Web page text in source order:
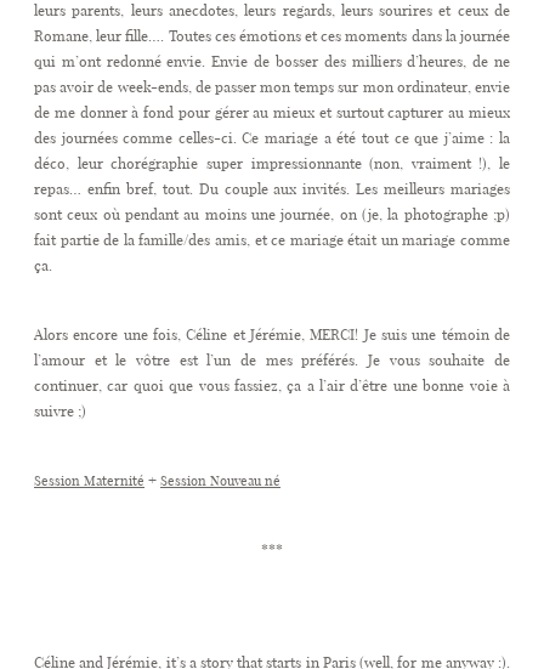
leurs parents, leurs anecdotes, leurs regards, leurs sourires et ceux de
Romane, leur fille…. Toutes ces émotions et ces moments dans la journée
qui m’ont redonné envie. Envie de bosser des milliers d’heures, de ne
pas avoir de week-ends, de passer mon temps sur mon ordinateur, envie
de me donner à fond pour gérer au mieux et surtout capturer au mieux
des journées comme celles-ci. Ce mariage a été tout ce que j’aime : la
déco, leur chorégraphie super impressionnante (non, vraiment !), le
repas… enfin bref, tout. Du couple aux invités. Les meilleurs mariages
sont ceux où pendant au moins une journée, on (je, la photographe ;p)
fait partie de la famille/des amis, et ce mariage était un mariage comme
ça.
Alors encore une fois, Céline et Jérémie, MERCI! Je suis une témoin de
l’amour et le vôtre est l’un de mes préférés. Je vous souhaite de
continuer, car quoi que vous fassiez, ça a l’air d’être une bonne voie à
suivre ;)
Session Maternité + Session Nouveau né
***
Céline and Jérémie, it’s a story that starts in Paris (well, for me anyway :).